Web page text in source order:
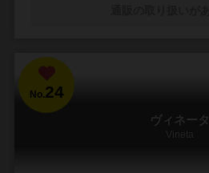
No.24
ヴィネータ
Vineta